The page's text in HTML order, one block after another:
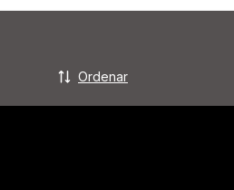
Ordenar